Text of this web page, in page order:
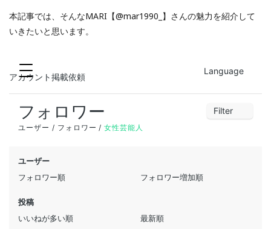
本記事では、そんなMARI【@mar1990_】さんの魅力を紹介して
いきたいと思います。